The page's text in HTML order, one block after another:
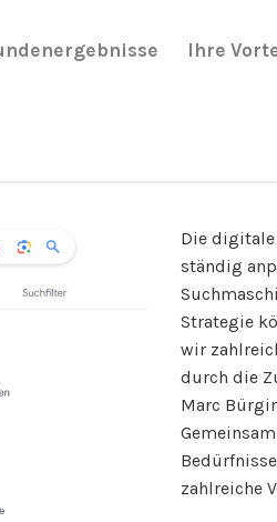
Ihre
Die digitale
ständig
Strategie
wir
durch die
Marc
zahlreiche